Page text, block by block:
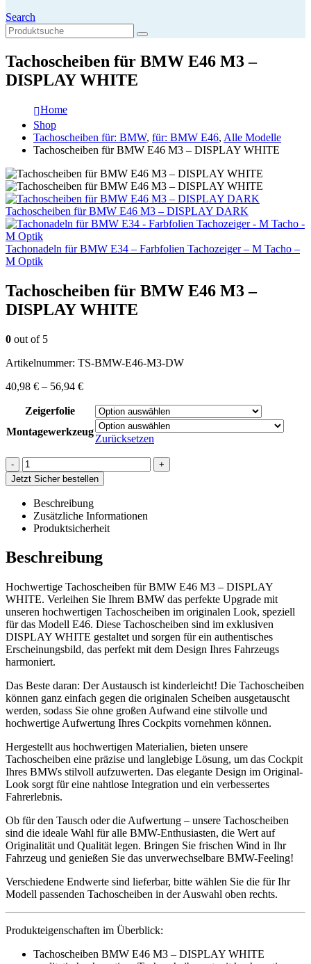
Search
Tachoscheiben für BMW E46 M3 –
DISPLAY WHITE
Home
Shop
Tachoscheiben für: BMW, für: BMW E46, Alle Modelle
Tachoscheiben für BMW E46 M3 – DISPLAY WHITE
Tachoscheiben für BMW E46 M3 – DISPLAY DARK
Tachonadeln für BMW E34 – Farbfolien Tachozeiger – M Tacho –
M Optik
Tachoscheiben für BMW E46 M3 –
DISPLAY WHITE
0 out of 5
Artikelnummer: TS-BMW-E46-M3-DW
40,98 € – 56,94 €
Zeigerfolie
Montagewerkzeug
Zurücksetzen
-
+
Jetzt Sicher bestellen
Beschreibung
Zusätzliche Informationen
Produktsicherheit
Beschreibung
Hochwertige Tachoscheiben für BMW E46 M3 – DISPLAY
WHITE. Verleihen Sie Ihrem BMW das perfekte Upgrade mit
unseren hochwertigen Tachoscheiben im originalen Look, speziell
für das Modell E46. Diese Tachoscheiben sind im exklusiven
DISPLAY WHITE gestaltet und sorgen für ein authentisches
Erscheinungsbild, das perfekt mit dem Design Ihres Fahrzeugs
harmoniert.
Das Beste daran: Der Austausch ist kinderleicht! Die Tachoscheiben
können ganz einfach gegen die originalen Scheiben ausgetauscht
werden, sodass Sie ohne großen Aufwand eine stilvolle und
hochwertige Aufwertung Ihres Cockpits vornehmen können.
Hergestellt aus hochwertigen Materialien, bieten unsere
Tachoscheiben eine präzise und langlebige Lösung, um das Cockpit
Ihres BMWs stilvoll aufzuwerten. Das elegante Design im Original-
Look sorgt für eine nahtlose Integration und ein verbessertes
Fahrerlebnis.
Ob für den Tausch oder die Aufwertung – unsere Tachoscheiben
sind die ideale Wahl für alle BMW-Enthusiasten, die Wert auf
Originalität und Qualität legen. Bringen Sie frischen Wind in Ihr
Fahrzeug und genießen Sie das unverwechselbare BMW-Feeling!
Verschiedene Endwerte sind lieferbar, bitte wählen Sie die für Ihr
Modell passenden Tachoscheiben in der Auswahl oben rechts.
Produkteigenschaften im Überblick:
Tachoscheiben BMW E46 M3 – DISPLAY WHITE